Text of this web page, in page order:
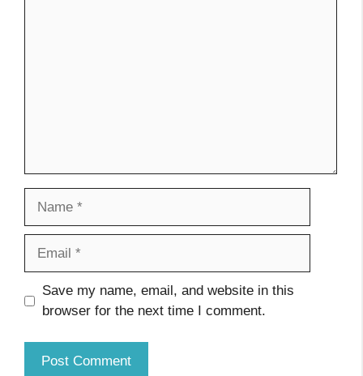
Website
Save my name, email, and website in this
browser for the next time I comment.